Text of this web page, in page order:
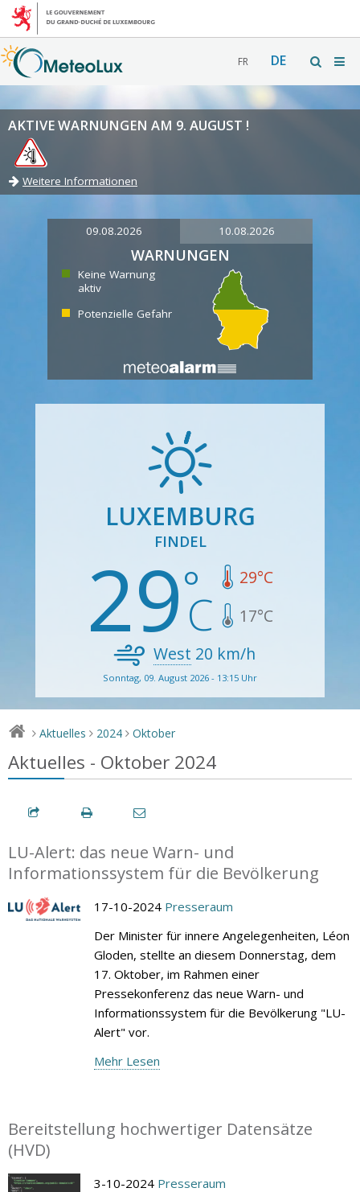
FR DE
AKTIVE WARNUNGEN AM 9. AUGUST !
Weitere Informationen
09.08.2026 10.08.2026
WARNUNGEN
Keine Warnung
aktiv
Potenzielle Gefahr
LUXEMBURG
FINDEL
29 29°C
17°C
West 20 km/h
Sonntag, 09. August 2026 - 13:15 Uhr
> Aktuelles > 2024 > Oktober
Aktuelles - Oktober 2024
LU-Alert: das neue Warn- und
Informationssystem für die Bevölkerung
17-10-2024 Presseraum
Der Minister für innere Angelegenheiten, Léon
Gloden, stellte an diesem Donnerstag, dem
17. Oktober, im Rahmen einer
Pressekonferenz das neue Warn- und
Informationssystem für die Bevölkerung "LU-
Alert" vor.
Mehr Lesen
Bereitstellung hochwertiger Datensätze
(HVD)
3-10-2024 Presseraum